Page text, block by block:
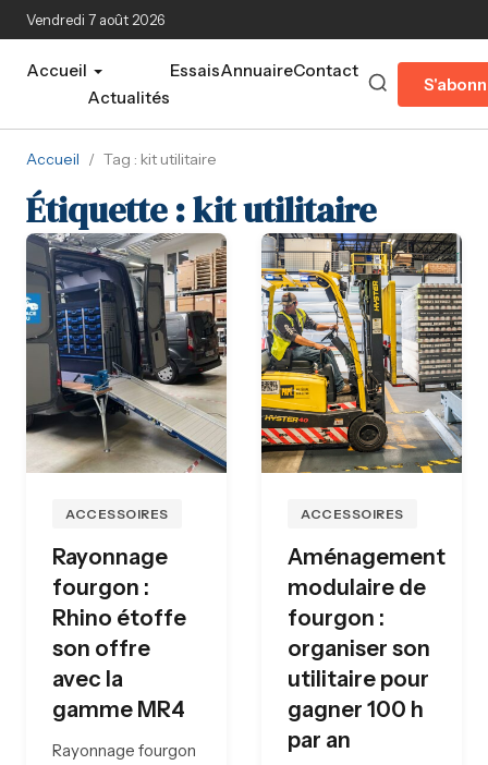
Aller au contenu principal
Vendredi 7 août 2026
Accueil
Actualités
EssaisAnnuaireContact
Accueil / Tag : kit utilitaire
Étiquette :kit utilitaire
ACCESSOIRES
Rayonnage
fourgon :
Rhino étoffe
son offre
avec la
gamme MR4
Rayonnage fourgon
ACCESSOIRES
Aménagement
modulaire de
fourgon :
organiser son
utilitaire pour
gagner 100 h
par an